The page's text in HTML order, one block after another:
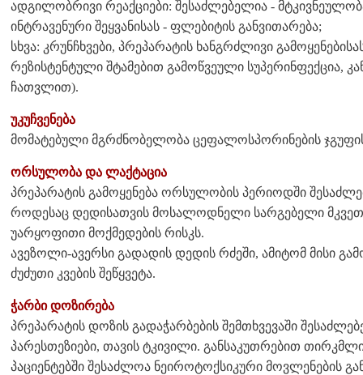
ადგილობრივი რეაქციები: შესაძლებელია -
ინტრავენური შეყვანისას - ფლებიტის განვითარება;
სხვა: კრუნჩხვები, პრეპარატის ხანგრძლივი
რეზისტენტული შტამებით გამოწვეული სუპერინფექცია,
ჩათვლით).
უკუჩვენება
მომატებული მგრძნობელობა ცეფალოსპორინების
ორსულობა და ლაქტაცია
პრეპარატის გამოყენება ორსულობის პერიოდში
როდესაც დედისათვის მოსალოდნელი სარგებელი
უარყოფითი მოქმედების რისკს.
ავეზოლი-ავერსი გადადის დედის რძეში, ამიტომ მისი
ძუძუთი კვების შეწყვეტა.
ჭარბი დოზირება
პრეპარატის დოზის გადაჭარბების შემთხვევაში
პარესთეზიები, თავის ტკივილი. განსაკუთრებით
პაციენტებში შესაძლოა ნეიროტოქსიკური მოვლენების